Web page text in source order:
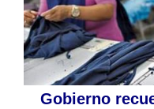
Gobierno